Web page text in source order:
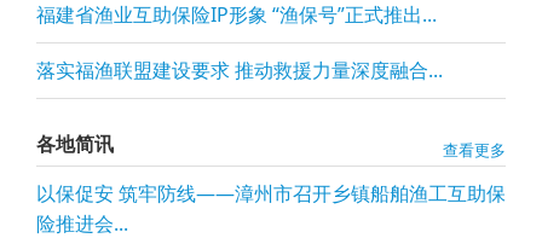
福建省渔业互助保险IP形象 “渔保号”正式推出...
落实福渔联盟建设要求 推动救援力量深度融合...
各地简讯 查看更多
以保促安 筑牢防线——漳州市召开乡镇船舶渔工互助保
险推进会...